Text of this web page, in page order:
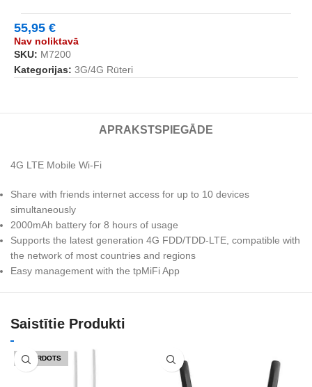
55,95 €
Nav noliktavā
SKU: M7200
Kategorijas: 3G/4G Rūteri
APRAKSTS PIEGĀDE
4G LTE Mobile Wi-Fi
Share with friends internet access for up to 10 devices
simultaneously
2000mAh battery for 8 hours of usage
Supports the latest generation 4G FDD/TDD-LTE, compatible with
the network of most countries and regions
Easy management with the tpMiFi App
Saistītie Produkti
IZPĀRDOTS